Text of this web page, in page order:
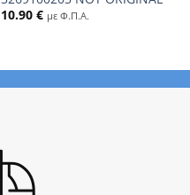
10.90 € με Φ.Π.Α.